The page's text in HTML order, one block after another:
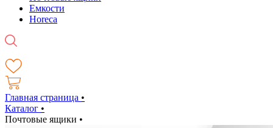
Емкости
Horeca
Главная страница •
Каталог •
Почтовые ящики •